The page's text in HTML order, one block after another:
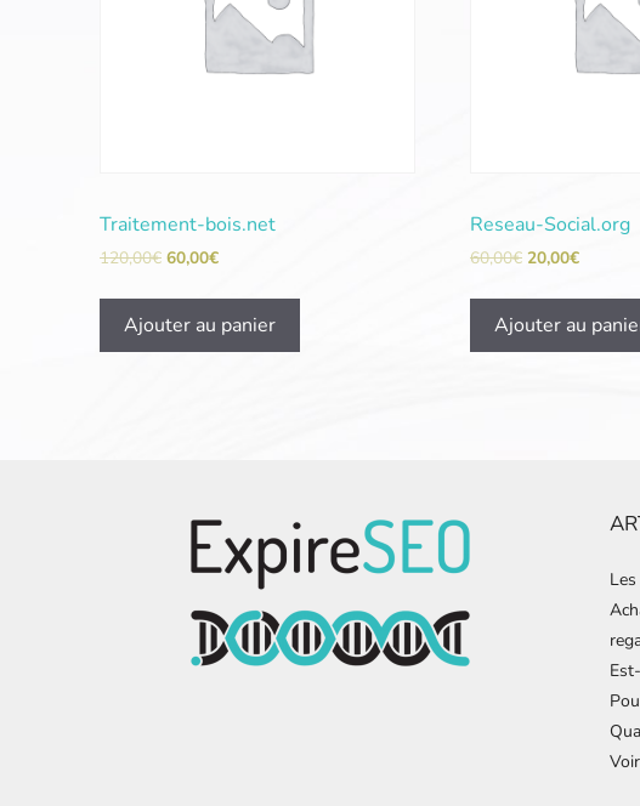
Traitement-bois.net
120,00€ 60,00€
Ajouter au panier
Reseau-Social.org
60,00€ 20,00€
Ajouter au